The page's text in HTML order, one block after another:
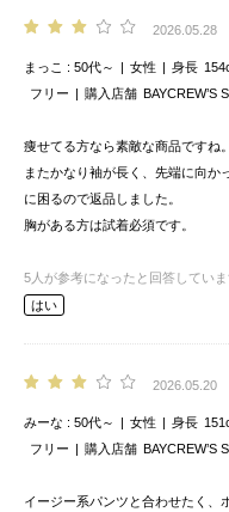
2026.05.28
まっこ 50代～ 女性 身長
フリー
購入店舗 BAYCREW’S
痩せてる方なら素敵な商品ですね。
またかなり袖が長く、先端に向か
に困るので返品しました。
胸がある方は試着必須です。
5 人が参考になったと回答していま
はい
2026.05.20
みーな 50代～ 女性 身長
フリー
購入店舗 BAYCREW’S
イージー系パンツと合わせたく、